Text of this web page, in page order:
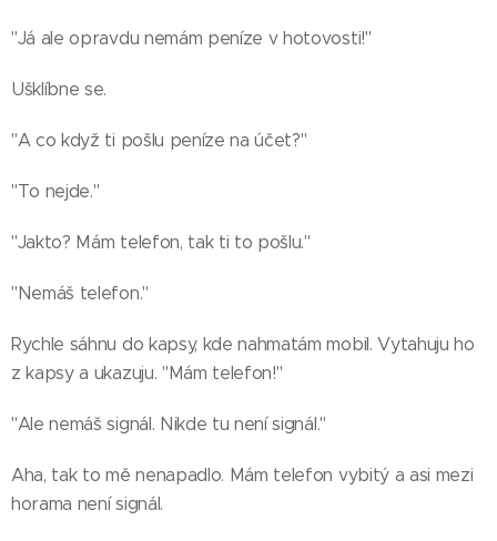
"Já ale opravdu nemám peníze v hotovosti!"
Ušklíbne se.
"A co když ti pošlu peníze na účet?"
"To nejde."
"Jakto? Mám telefon, tak ti to pošlu."
"Nemáš telefon."
Rychle sáhnu do kapsy, kde nahmatám mobil. Vytahuju ho
z kapsy a ukazuju. "Mám telefon!"
"Ale nemáš signál. Nikde tu není signál."
Aha, tak to mě nenapadlo. Mám telefon vybitý a asi mezi
horama není signál.